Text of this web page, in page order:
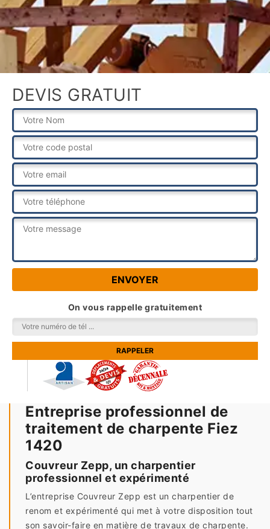
DEVIS GRATUIT
On vous rappelle gratuitement
Entreprise professionnel de
traitement de charpente Fiez
1420
Couvreur Zepp, un charpentier
professionnel et expérimenté
L’entreprise Couvreur Zepp est un charpentier de
renom et expérimenté qui met à votre disposition tout
son savoir-faire en matière de travaux de charpente.